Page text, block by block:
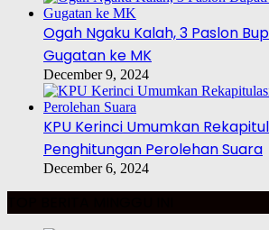
Ogah Ngaku Kalah, 3 Paslon
Gugatan ke MK
December 9, 2024
KPU Kerinci Umumkan
Penghitungan Perolehan Suara
December 6, 2024